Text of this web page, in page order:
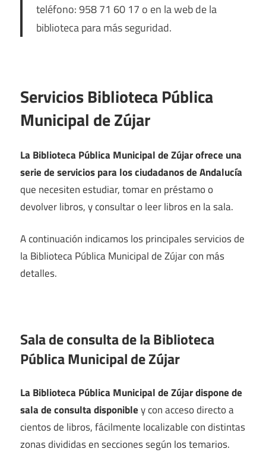
teléfono: 958 71 60 17 o en la web de la
biblioteca para más seguridad.
Servicios Biblioteca Pública
Municipal de Zújar
La Biblioteca Pública Municipal de Zújar ofrece una
serie de servicios para los ciudadanos de Andalucía
que necesiten estudiar, tomar en préstamo o
devolver libros, y consultar o leer libros en la sala.
A continuación indicamos los principales servicios de
la Biblioteca Pública Municipal de Zújar con más
detalles.
Sala de consulta de la Biblioteca
Pública Municipal de Zújar
La Biblioteca Pública Municipal de Zújar dispone de
sala de consulta disponibley con acceso directo a
cientos de libros, fácilmente localizable con distintas
zonas divididas en secciones según los temarios.